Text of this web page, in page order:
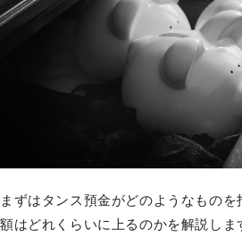
まずはタンス預金がどのようなもの
額はどれくらいに上るのかを解説しま